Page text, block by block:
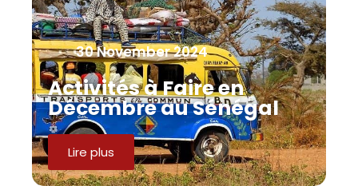
30 November 2024
Activités à Faire en
Décembre au Sénégal
Lire plus